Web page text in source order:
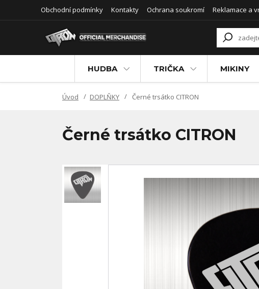
Obchodní podmínky Kontakty Ochrana soukromí Reklamace a
HUDBA TRIČKA MIKINY
Úvod DOPLŇKY Černé trsátko CITRON
Černé trsátko CITRON